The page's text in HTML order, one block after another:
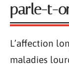
parle-t-
L’affection
maladies